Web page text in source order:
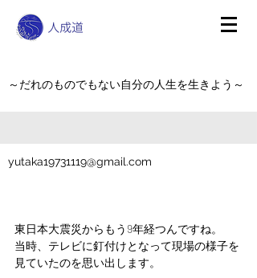
～だれのものでもない自分の人生を生きよう～
yutaka19731119@gmail.com
東日本大震災からもう9年経つんですね。
当時、テレビに釘付けとなって現場の様子を
見ていたのを思い出します。